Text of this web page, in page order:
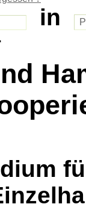
in